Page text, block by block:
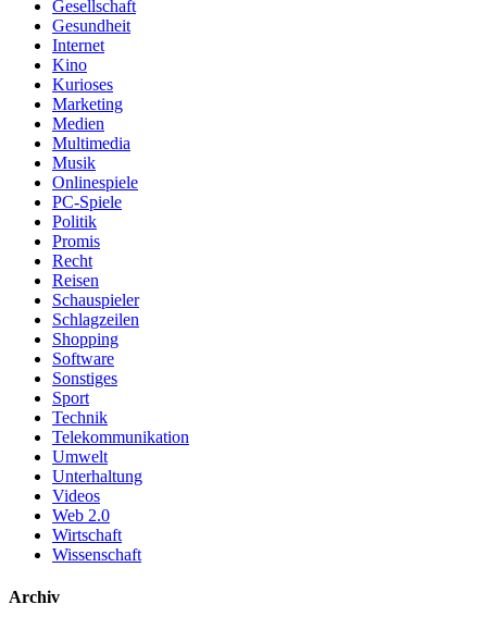
Gesellschaft
Gesundheit
Internet
Kino
Kurioses
Marketing
Medien
Multimedia
Musik
Onlinespiele
PC-Spiele
Politik
Promis
Recht
Reisen
Schauspieler
Schlagzeilen
Shopping
Software
Sonstiges
Sport
Technik
Telekommunikation
Umwelt
Unterhaltung
Videos
Web 2.0
Wirtschaft
Wissenschaft
Archiv